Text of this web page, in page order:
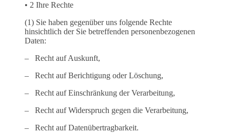
• 2 Ihre Rechte
(1) Sie haben gegenüber uns folgende Rechte
hinsichtlich der Sie betreffenden personenbezogenen
Daten:
– Recht auf Auskunft,
– Recht auf Berichtigung oder Löschung,
– Recht auf Einschränkung der Verarbeitung,
– Recht auf Widerspruch gegen die Verarbeitung,
– Recht auf Datenübertragbarkeit.